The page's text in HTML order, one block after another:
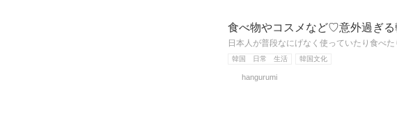
食べ物やコスメなど♡意外過ぎ
日本人が普段なにげなく使っていたり食べ
韓国 日常 生活 韓国文化
hangurumi